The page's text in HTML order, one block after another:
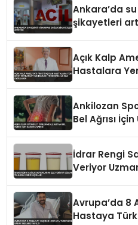
Ankara’da
şikayetleri
Açık Kalp
Hastalara
Ankilozan
Bel Ağrısı
İdrar Rengi
Veriyor
Avrupa’da 8
Hastaya